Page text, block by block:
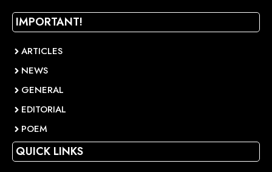
IMPORTANT!
ARTICLES
NEWS
GENERAL
EDITORIAL
POEM
QUICK LINKS